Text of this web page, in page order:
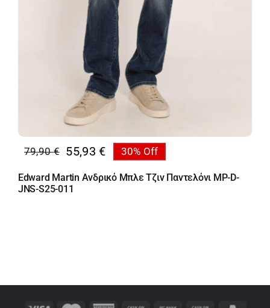
79,90€
Original
price
was:
55,93 €
Η
τρέχουσα
τιμή
30% Off
Edward Martin Ανδρικό Μπλε Τζιν Παντελόνι MP-D-
JNS-S25-011